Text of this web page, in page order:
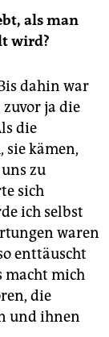
als man
wird?
dahin war
ja die
die
sie kämen,
zu
sich
ich selbst
waren
enttäuscht
macht mich
die
und ihnen